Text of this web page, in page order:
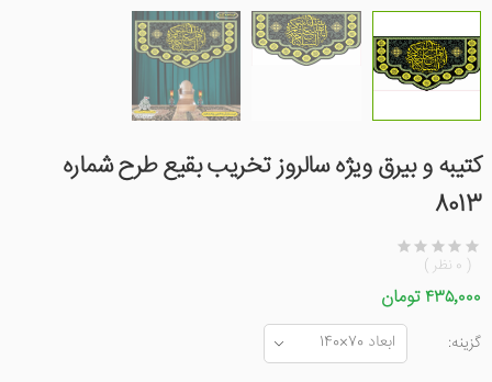
کتیبه و بیرق ویژه سالروز تخریب بقیع طرح شماره
8013
( 0 نظر )
۴۳۵٬۰۰۰ تومان
گزینه: